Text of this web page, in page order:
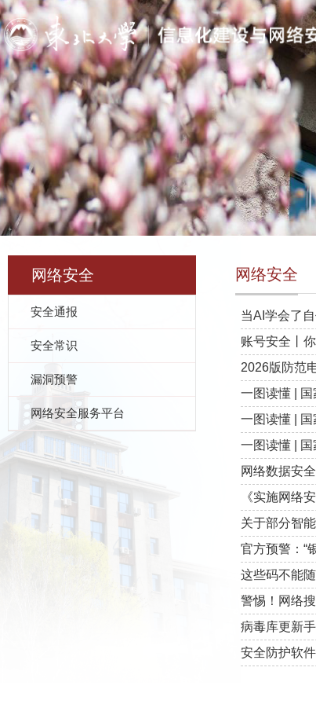
网络安全
安全通报
安全常识
漏洞预警
网络安全服务平台
网络安全
当AI学会了
账号安全丨你
2026版防范
一图读懂 |
一图读懂 |
一图读懂 |
网络数据安
《实施网络
关于部分智
官方预警：“
这些码不能随
警惕！网络
病毒库更新
安全防护软